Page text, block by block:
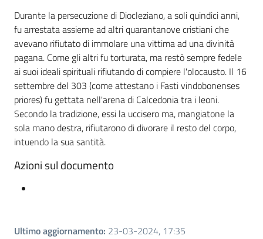
Durante la persecuzione di Diocleziano, a soli quindici anni,
fu arrestata assieme ad altri quarantanove cristiani che
avevano rifiutato di immolare una vittima ad una divinità
pagana. Come gli altri fu torturata, ma restò sempre fedele
ai suoi ideali spirituali rifiutando di compiere l'olocausto. Il 16
settembre del 303 (come attestano i Fasti vindobonenses
priores) fu gettata nell'arena di Calcedonia tra i leoni.
Secondo la tradizione, essi la uccisero ma, mangiatone la
sola mano destra, rifiutarono di divorare il resto del corpo,
intuendo la sua santità.
Azioni sul documento
Ultimo aggiornamento: 23-03-2024, 17:35